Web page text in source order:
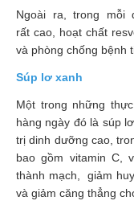
Thuốc
tăng
cân
Não,
kinh
Tim
mạch
Gan,
Ngoài ra, trong mỗi
rất cao, hoạt chất
và phòng chống bệnh
Súp lơ xanh
Một trong những
hàng ngày đó là súp
trị dinh dưỡng cao,
bao gồm vitamin C,
thành mạch, giảm
và giảm căng thẳng